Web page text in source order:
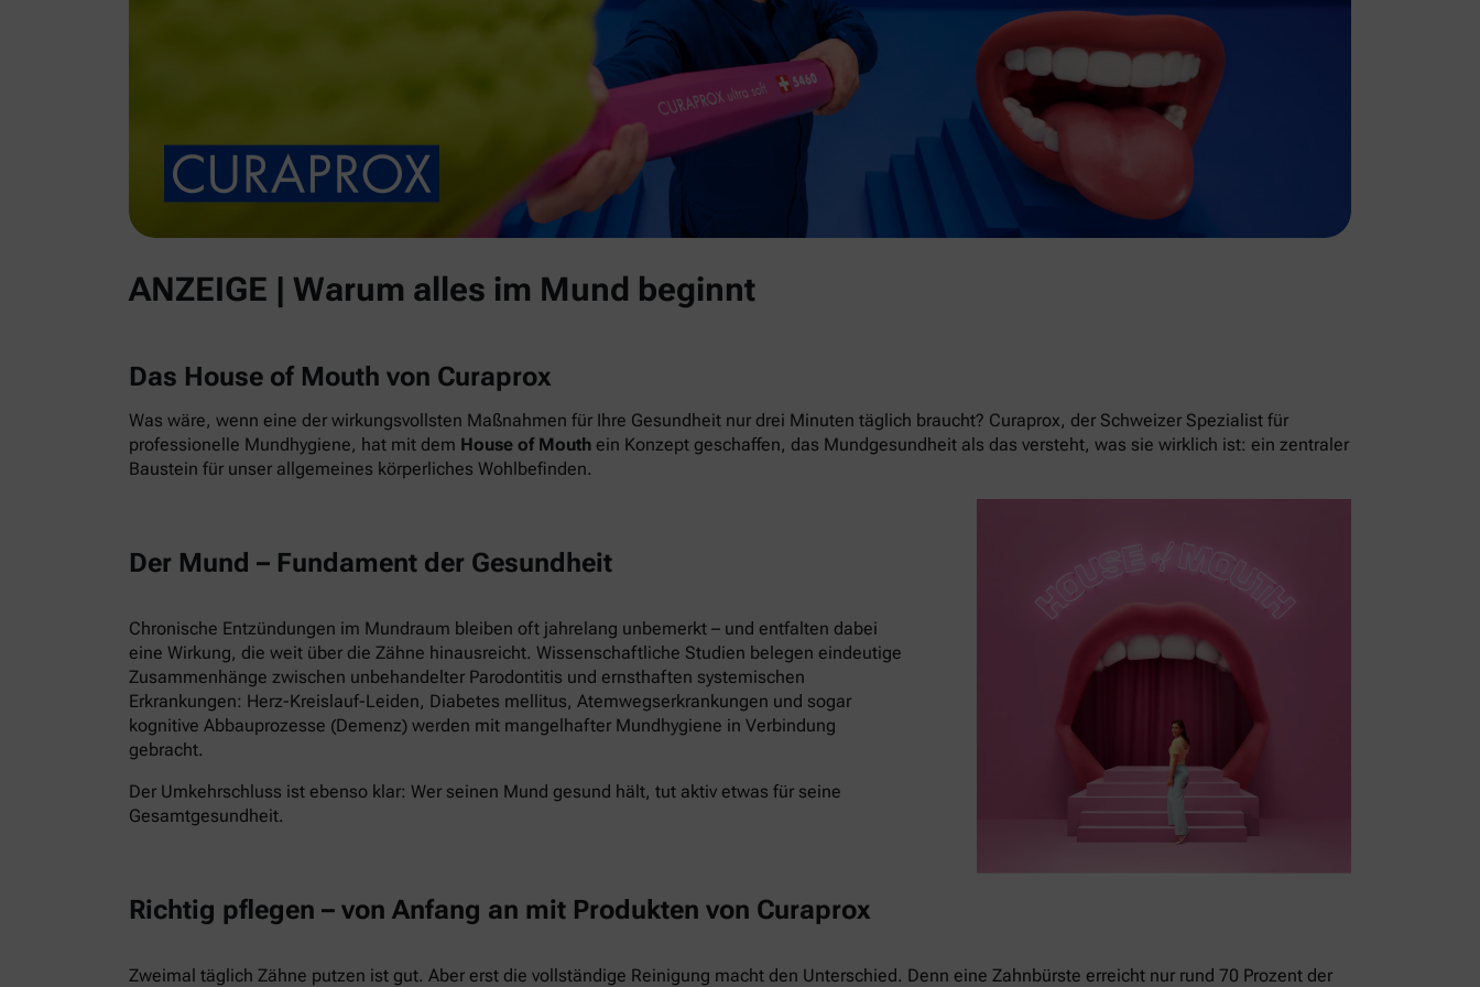
ANZEIGE | Warum alles im Mund beginnt
Das House of Mouth von Curaprox
Was wäre, wenn eine der wirkungsvollsten Maßnahmen für Ihre Gesundheit nur drei Minuten täglich braucht? Curaprox, der Schweizer Spezialist für
professionelle Mundhygiene, hat mit dem House of Mouth ein Konzept geschaffen, das Mundgesundheit als das versteht, was sie wirklich ist: ein zentraler
Baustein für unser allgemeines körperliches Wohlbefinden.
Der Mund – Fundament der Gesundheit
Chronische Entzündungen im Mundraum bleiben oft jahrelang unbemerkt – und entfalten dabei
eine Wirkung, die weit über die Zähne hinausreicht. Wissenschaftliche Studien belegen eindeutige
Zusammenhänge zwischen unbehandelter Parodontitis und ernsthaften systemischen
Erkrankungen: Herz-Kreislauf-Leiden, Diabetes mellitus, Atemwegserkrankungen und sogar
kognitive Abbauprozesse (Demenz) werden mit mangelhafter Mundhygiene in Verbindung
gebracht.
Der Umkehrschluss ist ebenso klar: Wer seinen Mund gesund hält, tut aktiv etwas für seine
Gesamtgesundheit.
Richtig pflegen – von Anfang an mit Produkten von Curaprox
Zweimal täglich Zähne putzen ist gut. Aber erst die vollständige Reinigung macht den Unterschied. Denn eine Zahnbürste erreicht nur rund 70 Prozent der